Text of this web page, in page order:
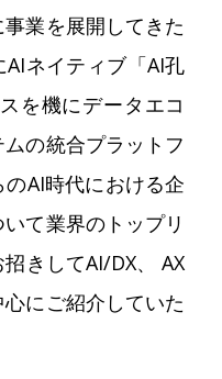
業を展開してきた
ネイティブ「AI孔
を機にデータエコ
の統合プラットフ
AI時代における企
て業界のトップリ
きしてAI/DX、 AX
にご紹介していた